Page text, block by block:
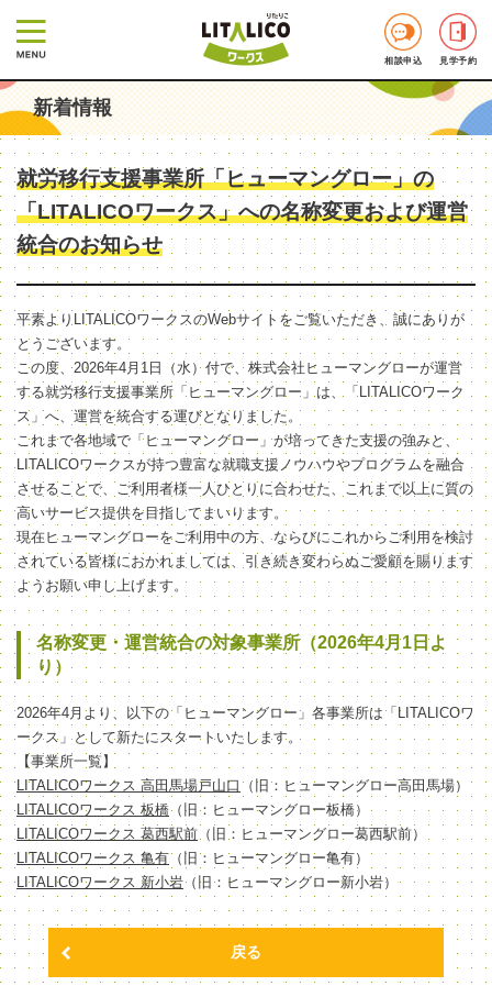
相談申込 見学予約
新着情報
就労移行支援事業所「ヒューマングロー」の
「LITALICOワークス」への名称変更および運営
統合のお知らせ
平素よりLITALICOワークスのWebサイトをご覧いただき、誠にありが
とうございます。
この度、2026年4月1日（水）付で、株式会社ヒューマングローが運営
する就労移行支援事業所「ヒューマングロー」は、「LITALICOワーク
ス」へ、運営を統合する運びとなりました。
これまで各地域で「ヒューマングロー」が培ってきた支援の強みと、
LITALICOワークスが持つ豊富な就職支援ノウハウやプログラムを融合
させることで、ご利用者様一人ひとりに合わせた、これまで以上に質の
高いサービス提供を目指してまいります。
現在ヒューマングローをご利用中の方、ならびにこれからご利用を検討
されている皆様におかれましては、引き続き変わらぬご愛顧を賜ります
ようお願い申し上げます。
名称変更・運営統合の対象事業所（2026年4月1日よ
り）
2026年4月より、以下の「ヒューマングロー」各事業所は「LITALICOワ
ークス」として新たにスタートいたします。
【事業所一覧】
LITALICOワークス 高田馬場戸山口 （旧：ヒューマングロー高田馬場）
LITALICOワークス 板橋（旧：ヒューマングロー板橋）
LITALICOワークス 葛西駅前 （旧：ヒューマングロー葛西駅前）
LITALICOワークス 亀有（旧：ヒューマングロー亀有）
LITALICOワークス 新小岩（旧：ヒューマングロー新小岩）
戻る